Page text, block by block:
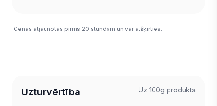
Cenas atjaunotas pirms 20 stundām un var atšķirties.
Uzturvērtība Uz 100g produkta